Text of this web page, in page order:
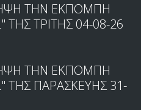
ΤΗΝ ΕΚΠΟΜΠΗ
ΤΗΣ ΤΡΙΤΗΣ 04-08-26
ΤΗΝ ΕΚΠΟΜΠΗ
ΤΗΣ ΠΑΡΑΣΚΕΥΗΣ 31-